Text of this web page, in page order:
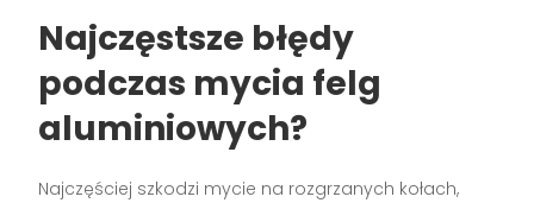
Najczęstsze błędy
podczas mycia felg
aluminiowych?
Najczęściej szkodzi mycie na rozgrzanych kołach,